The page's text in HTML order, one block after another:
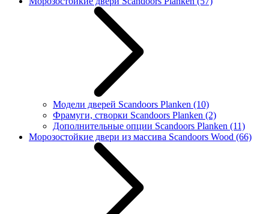
Модели дверей Scandoors Planken (10)
Фрамуги, створки Scandoors Planken (2)
Дополнительные опции Scandoors Planken (11)
Морозостойкие двери из массива Scandoors Wood (66)